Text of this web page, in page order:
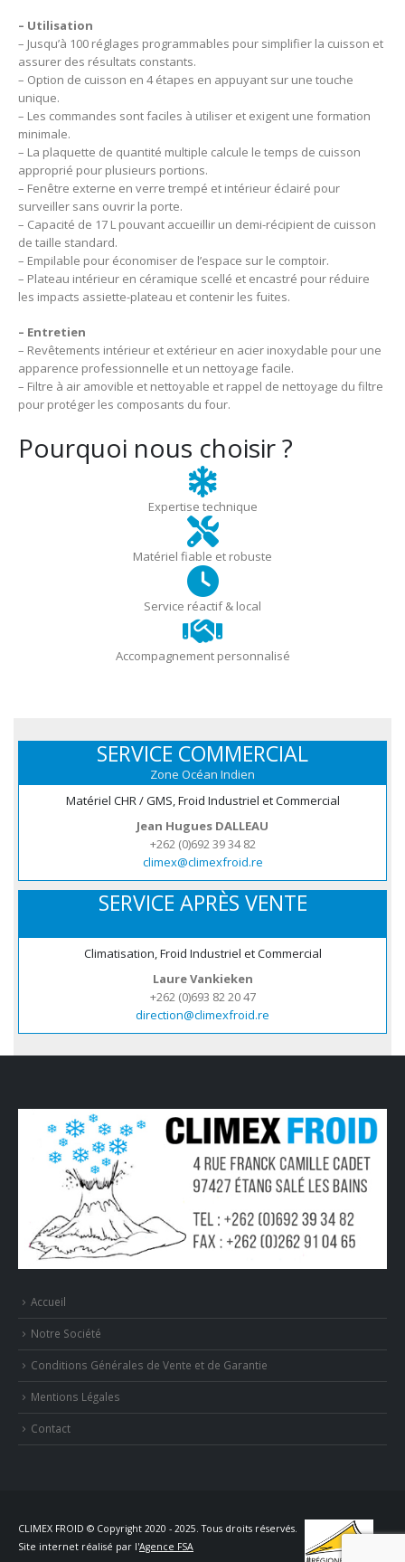
– Utilisation
– Jusqu’à 100 réglages programmables pour simplifier la cuisson et
assurer des résultats constants.
– Option de cuisson en 4 étapes en appuyant sur une touche
unique.
– Les commandes sont faciles à utiliser et exigent une formation
minimale.
– La plaquette de quantité multiple calcule le temps de cuisson
approprié pour plusieurs portions.
– Fenêtre externe en verre trempé et intérieur éclairé pour
surveiller sans ouvrir la porte.
– Capacité de 17 L pouvant accueillir un demi-récipient de cuisson
de taille standard.
– Empilable pour économiser de l’espace sur le comptoir.
– Plateau intérieur en céramique scellé et encastré pour réduire
les impacts assiette-plateau et contenir les fuites.
– Entretien
– Revêtements intérieur et extérieur en acier inoxydable pour une
apparence professionnelle et un nettoyage facile.
– Filtre à air amovible et nettoyable et rappel de nettoyage du filtre
pour protéger les composants du four.
Pourquoi nous choisir ?
Expertise technique
Matériel fiable et robuste
Service réactif & local
Accompagnement personnalisé
SERVICE COMMERCIAL
Zone Océan Indien
Matériel CHR / GMS, Froid Industriel et Commercial
Jean Hugues DALLEAU
+262 (0)692 39 34 82
climex@climexfroid.re
SERVICE APRÈS VENTE
Climatisation, Froid Industriel et Commercial
Laure Vankieken
+262 (0)693 82 20 47
direction@climexfroid.re
Accueil
Notre Société
Conditions Générales de Vente et de Garantie
Mentions Légales
Contact
CLIMEX FROID © Copyright 2020 - 2025. Tous droits réservés.
Site internet réalisé par l'Agence FSA